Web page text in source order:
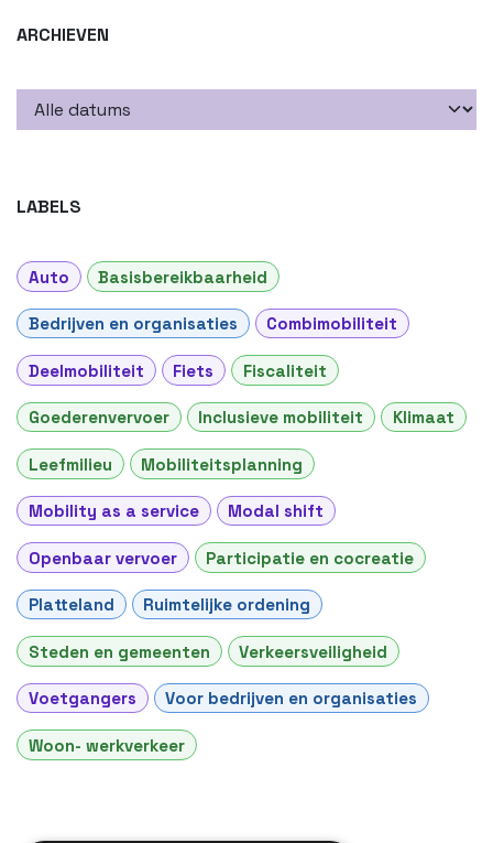
ARCHIEVEN
LABELS
Auto Basisbereikbaarheid
Bedrijven en organisaties Combimobiliteit
Deelmobiliteit Fiets Fiscaliteit
Goederenvervoer Inclusieve mobiliteit Klimaat
Leefmilieu Mobiliteitsplanning
Mobility as a service Modal shift
Openbaar vervoer Participatie en cocreatie
Platteland Ruimtelijke ordening
Steden en gemeenten Verkeersveiligheid
Voetgangers Voor bedrijven en organisaties
Woon- werkverkeer